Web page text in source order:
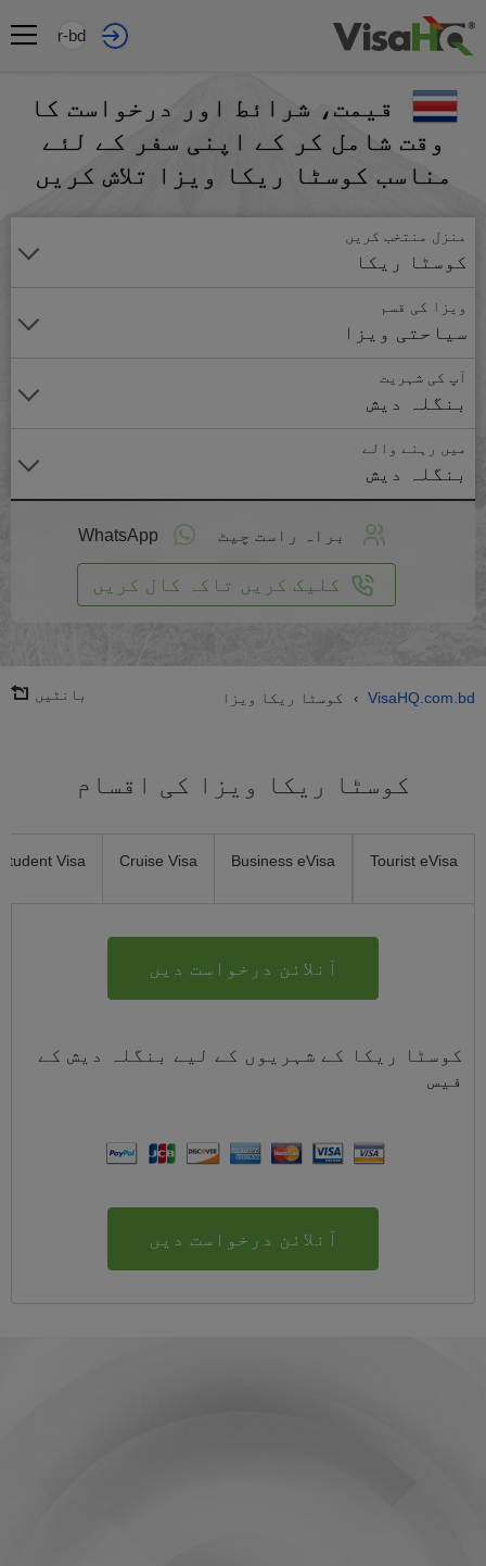
ur-bd
قیمت، شرائط اور درخواست کا
وقت شامل کر کے اپنی سفر کے لئے
مناسب کوسٹا ریکا ویزا تلاش کریں
منزل منتخب کریں
کوسٹا ریکا
ویزا کی قسم
سیاحتی ویزا
آپ کی شہریت
بنگلہ دیش
میں رہنے والے
بنگلہ دیش
براہ راست چیٹ WhatsApp
کلیک کریں تاکہ کال کریں
VisaHQ.com.bd
› کوسٹا ریکا ویزا بانٹیں
کوسٹا ریکا ویزا کی اقسام
Tourist eVisa
Business eVisa
Cruise Visa
Student Visa
آنلائن درخواست دیں
کوسٹا ریکا کے شہریوں کے لیے بنگلہ دیش کے
فیس
آنلائن درخواست دیں